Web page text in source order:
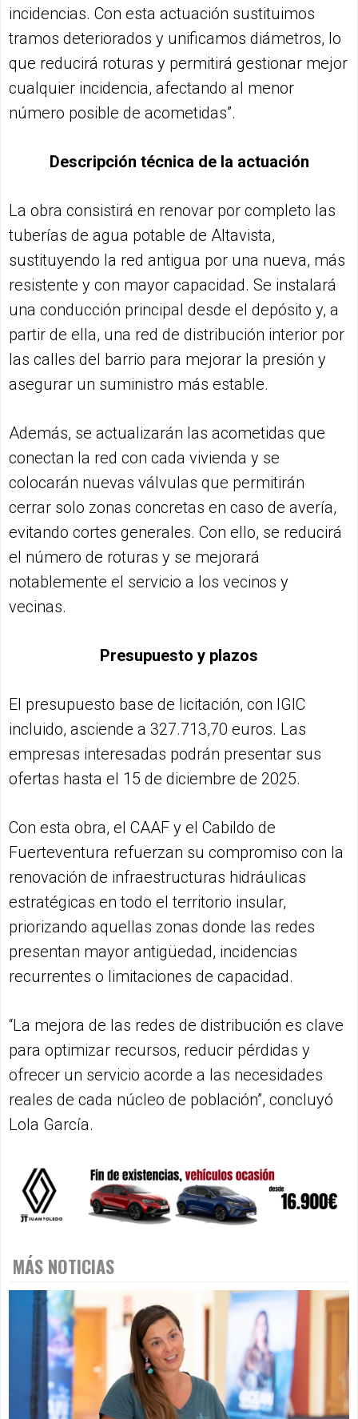
incidencias. Con esta actuación sustituimos
tramos deteriorados y unificamos diámetros, lo
que reducirá roturas y permitirá gestionar mejor
cualquier incidencia, afectando al menor
número posible de acometidas”.
Descripción técnica de la actuación
La obra consistirá en renovar por completo las
tuberías de agua potable de Altavista,
sustituyendo la red antigua por una nueva, más
resistente y con mayor capacidad. Se instalará
una conducción principal desde el depósito y, a
partir de ella, una red de distribución interior por
las calles del barrio para mejorar la presión y
asegurar un suministro más estable.
Además, se actualizarán las acometidas que
conectan la red con cada vivienda y se
colocarán nuevas válvulas que permitirán
cerrar solo zonas concretas en caso de avería,
evitando cortes generales. Con ello, se reducirá
el número de roturas y se mejorará
notablemente el servicio a los vecinos y
vecinas.
Presupuesto y plazos
El presupuesto base de licitación, con IGIC
incluido, asciende a 327.713,70 euros. Las
empresas interesadas podrán presentar sus
ofertas hasta el 15 de diciembre de 2025.
Con esta obra, el CAAF y el Cabildo de
Fuerteventura refuerzan su compromiso con la
renovación de infraestructuras hidráulicas
estratégicas en todo el territorio insular,
priorizando aquellas zonas donde las redes
presentan mayor antigüedad, incidencias
recurrentes o limitaciones de capacidad.
“La mejora de las redes de distribución es clave
para optimizar recursos, reducir pérdidas y
ofrecer un servicio acorde a las necesidades
reales de cada núcleo de población”, concluyó
Lola García.
MÁS NOTICIAS